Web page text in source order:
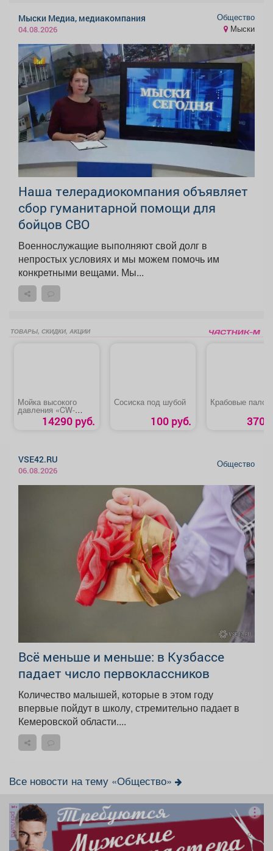
Мыски Медиа, медиакомпания
04.08.2026
Общество
Мыски
Наша телерадиокомпания объявляет
сбор гуманитарной помощи для
бойцов СВО
Военнослужащие выполняют свой долг в
непростых условиях и мы можем помочь им
конкретными вещами. Мы...
ТОВАРЫ, СКИДКИ, АКЦИИ
Мойка высокого
давления «CW-
2501EI CARVER»
14290 руб.
Сосиска под шубой
100 руб.
Крабовые
370
VSE42.RU
06.08.2026
Общество
Всё меньше и меньше: в Кузбассе
падает число первоклассников
Количество малышей, которые в этом году
впервые пойдут в школу, стремительно падает в
Кемеровской области....
Все новости на тему «Общество»
реклама